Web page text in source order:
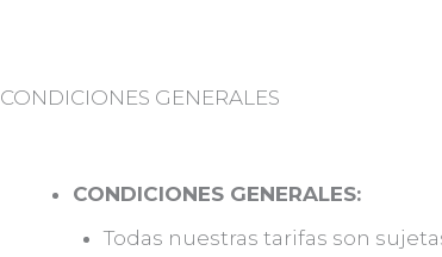
CONDICIONES GENERALES
CONDICIONES GENERALES:
Todas nuestras tarifas son